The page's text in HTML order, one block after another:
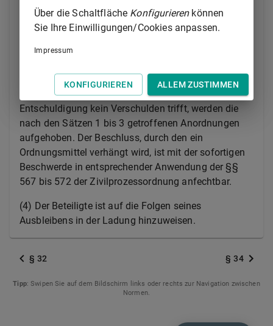
Beschluss ein Ordnungsgeld verhängt werden. Die
Festsetzung des Ordnungsgeldes kann wiederholt
werden. Im Fall des wiederholten, unentschuldigten
Ausbleibens kann die Vorführung des Beteiligten
Entschuldigung nachträglich und macht der
Beteiligte glaubhaft, dass ihn an der Verspätung der
Entschuldigung kein Verschulden trifft, werden die
nach den Sätzen 1 bis 3 getroffenen Anordnungen
aufgehoben. Der Beschluss, durch den ein
Ordnungsmittel verhängt wird, ist mit der sofortigen
Beschwerde in entsprechender Anwendung der §§
567 bis 572 der Zivilprozessordnung anfechtbar.
(4) Der Beteiligte ist auf die Folgen seines
Ausbleibens in der Ladung hinzuweisen.
§ 32 § 34
Tipp: Swipen Sie auf dem Bildschirm links oder rechts zur Navigation zwischen
Normen.
Über die Schaltfläche Konfigurierenkönnen
Sie Ihre Einwilligungen/Cookies anpassen.
Impressum
KONFIGURIEREN ALLEM ZUSTIMMEN